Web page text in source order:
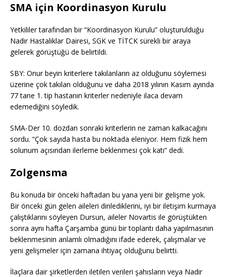
SMA için Koordinasyon Kurulu
Yetkililer tarafından bir “Koordinasyon Kurulu” oluşturulduğu
Nadir Hastalıklar Dairesi, SGK ve TİTCK sürekli bir araya
gelerek görüştüğü de belirtildi.
SBY: Onur beyin kriterlere takılanların az olduğunu söylemesi
üzerine çok takılan olduğunu ve daha 2018 yılının Kasım ayında
77 tane 1. tip hastanın kriterler nedeniyle ilaca devam
edemediğini söyledik.
SMA-Der 10. dozdan sonraki kriterlerin ne zaman kalkacağını
sordu. “Çok sayıda hasta bu noktada eleniyor. Hem fizik hem
solunum açısından ilerleme beklenmesi çok katı” dedi.
Zolgensma
Bu konuda bir önceki haftadan bu yana yeni bir gelişme yok.
Bir önceki gün gelen aileleri dinlediklerini, iyi bir iletişim kurmaya
çalıştıklarını söyleyen Dursun, aileler Novartis ile görüştükten
sonra aynı hafta Çarşamba günü bir toplantı daha yapılmasının
beklenmesinin anlamlı olmadığını ifade ederek, çalışmalar ve
yeni gelişmeler için zamana ihtiyaç olduğunu belirtti.
İlaçlara dair şirketlerden iletilen verileri şahısların veya Nadir